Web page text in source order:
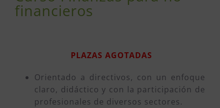
financieros
PLAZAS AGOTADAS
Orientado a directivos, con un enfoque
claro, didáctico y con la participación de
profesionales de diversos sectores.